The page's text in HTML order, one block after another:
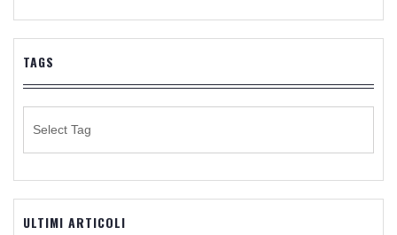
TAGS
ULTIMI ARTICOLI